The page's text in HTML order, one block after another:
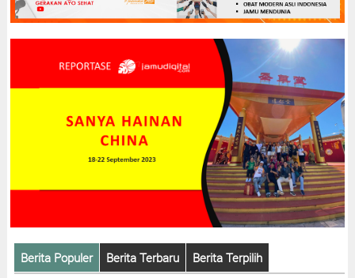
Berita Populer Berita Terbaru Berita Terpilih